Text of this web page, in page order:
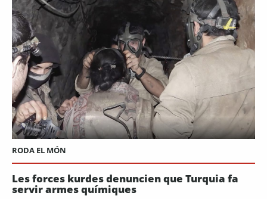
RODA EL MÓN
Les forces kurdes denuncien que Turquia fa
servir armes químiques